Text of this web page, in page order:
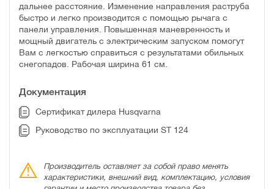
дальнее расстояние. Изменение направления раструба
быстро и легко производится с помощью рычага с
панели управления. Повышенная маневренность и
мощный двигатель с электрическим запуском помогут
Вам с легкостью справиться с результатами обильных
снегопадов. Рабочая ширина 61 см.
Документация
Сертификат дилера Husqvarna
Руководство по эксплуатации ST 124
Производитель оставляет за собой право менять
характеристики, внешний вид, комплектацию, условия